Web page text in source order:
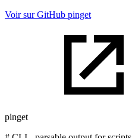
Voir sur GitHub pinget
pinget